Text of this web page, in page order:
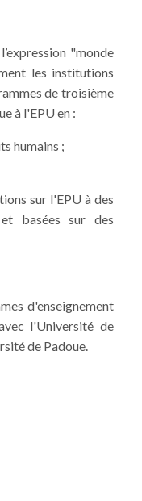
"monde
les institutions
de troisième
à l'EPU en :
humains ;
sur l'EPU à des
et basées sur des
d'enseignement
l'Université de
de Padoue.